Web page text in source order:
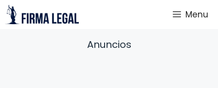
Saltar
al
Menu
Anuncios